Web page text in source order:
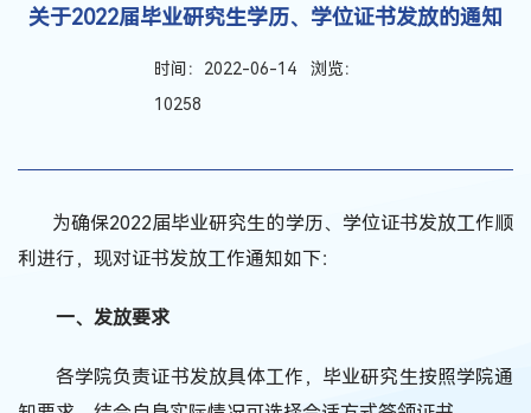
关于2022届毕业研究生学历、学位证书发放的通知
时间：2022-06-14 浏览：
10258
为确保2022届毕业研究生的学历、学位证书发放工作顺
利进行，现对证书发放工作通知如下：
一、发放要求
各学院负责证书发放具体工作，毕业研究生按照学院通